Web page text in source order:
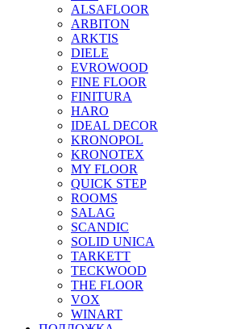
ALSAFLOOR
ARBITON
ARKTIS
DIELE
EVROWOOD
FINE FLOOR
FINITURA
HARO
IDEAL DECOR
KRONOPOL
KRONOTEX
MY FLOOR
QUICK STEP
ROOMS
SALAG
SCANDIC
SOLID UNICA
TARKETT
TECKWOOD
THE FLOOR
VOX
WINART